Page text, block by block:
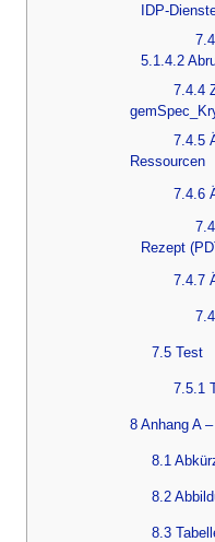
IDP-
5.1.4.2
7.4.4
7.4.5
Ressourcen
7.4.6
Rezept
7.4.7
7.5 Test
7.5.1
8 Anhang A
8.1
8.2
8.3